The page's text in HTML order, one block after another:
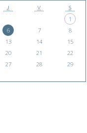
J V S
1
6 7
8
13 14
15
20 21
22
27 28
29